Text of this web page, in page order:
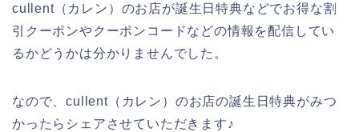
cullent（カレン）のお店が誕生日特典などでお得な割
引クーポンやクーポンコードなどの情報を配信してい
るかどうかは分かりませんでした。
なので、cullent（カレン）のお店の誕生日特典がみつ
かったらシェアさせていただきます♪